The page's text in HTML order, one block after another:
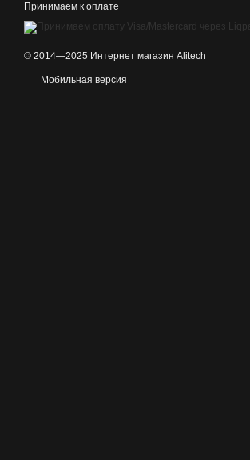
Принимаем к оплате
© 2014—2025 Интернет магазин Alitech
Мобильная версия